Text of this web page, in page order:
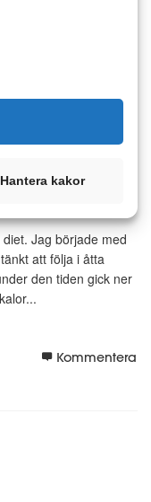
neråt -
Jag började med
att följa i åtta
den tiden gick ner
Kommentera
Hantera kakor